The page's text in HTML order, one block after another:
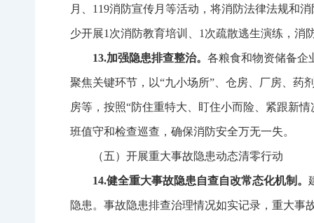
月、 119消防宣传月等活动，将消防法律法规和
少开展1 次消防教育培训、 1 次疏散逃生演练，消
13.加强隐患排查整治。 各粮食和物资储备企
聚焦关键环节，以“九小场所”、仓房、厂房、药
房等，按照“防住重特大、盯住小而险、紧跟新
班值守和检查巡查，确保消防安全万无一失。
（五）开展重大事故隐患动态清零行动
14.健全重大事故隐患自查自改常态化机制。
隐患。事故隐患排查治理情况如实记录，重大